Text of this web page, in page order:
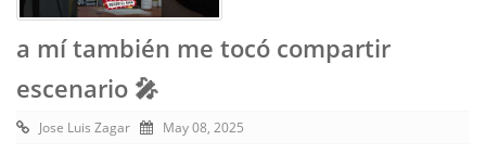
a mí también me tocó compartir
escenario 🎤
Jose Luis Zagar May 08, 2025